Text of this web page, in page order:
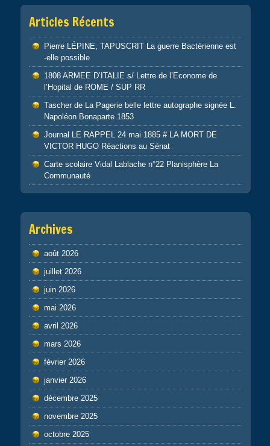
Articles Récents
Pierre LÉPINE, TAPUSCRIT La guerre Bactérienne est
-elle possible
1808 ARMEE D’ITALIE s/ Lettre de l’Econome de
l’Hopital de ROME / SUP RR
Tascher de La Pagerie belle lettre autographe signée L.
Napoléon Bonaparte 1853
Journal LE RAPPEL 24 mai 1885 # LA MORT DE
VICTOR HUGO Réactions au Sénat
Carte scolaire Vidal Lablache n°22 Planisphère La
Communauté
Archives
août 2026
juillet 2026
juin 2026
mai 2026
avril 2026
mars 2026
février 2026
janvier 2026
décembre 2025
novembre 2025
octobre 2025